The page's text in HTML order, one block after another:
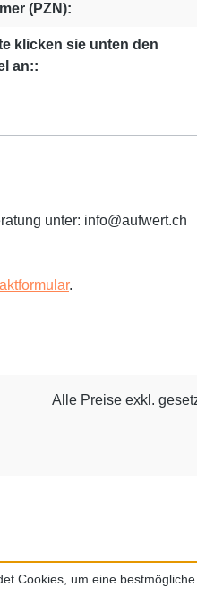
(PZN):
klicken sie unten den
an::
unter: info@aufwert.ch
.
Alle Preise exkl.
Cookies, um eine